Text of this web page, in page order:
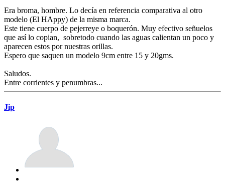
Era broma, hombre. Lo decía en referencia comparativa al otro
modelo (El HAppy) de la misma marca.
Este tiene cuerpo de pejerreye o boquerón. Muy efectivo señuelos
que así lo copian, sobretodo cuando las aguas calientan un poco y
aparecen estos por nuestras orillas.
Espero que saquen un modelo 9cm entre 15 y 20gms.
Saludos.
Entre corrientes y penumbras...
Jip